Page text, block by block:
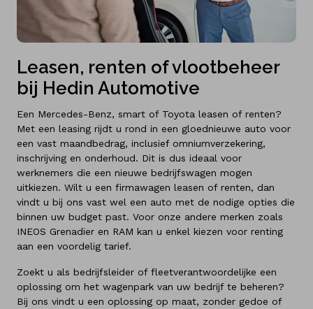
Leasen, renten of vlootbeheer
bij Hedin Automotive
Een Mercedes-Benz, smart of Toyota leasen of renten?
Met een leasing rijdt u rond in een gloednieuwe auto voor
een vast maandbedrag, inclusief omniumverzekering,
inschrijving en onderhoud. Dit is dus ideaal voor
werknemers die een nieuwe bedrijfswagen mogen
uitkiezen. Wilt u een firmawagen leasen of renten, dan
vindt u bij ons vast wel een auto met de nodige opties die
binnen uw budget past. Voor onze andere merken zoals
INEOS Grenadier en RAM kan u enkel kiezen voor renting
aan een voordelig tarief.
Zoekt u als bedrijfsleider of fleetverantwoordelijke een
oplossing om het wagenpark van uw bedrijf te beheren?
Bij ons vindt u een oplossing op maat, zonder gedoe of